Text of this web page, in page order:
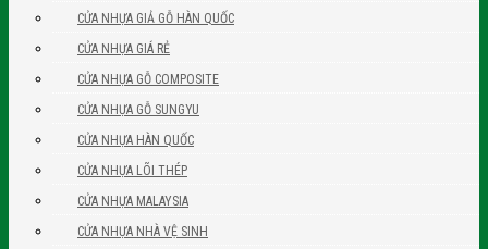
CỬA NHỰA GIẢ GỖ HÀN QUỐC
CỬA NHỰA GIÁ RẺ
CỬA NHỰA GỖ COMPOSITE
CỬA NHỰA GỖ SUNGYU
CỬA NHỰA HÀN QUỐC
CỬA NHỰA LÕI THÉP
CỬA NHỰA MALAYSIA
CỬA NHỰA NHÀ VỆ SINH